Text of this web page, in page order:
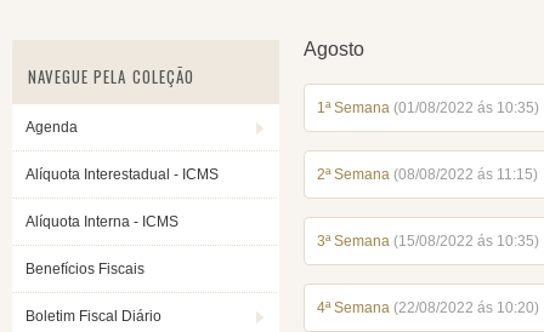
NAVEGUE PELA COLEÇÃO
Agenda
Alíquota Interestadual - ICMS
Alíquota Interna - ICMS
Benefícios Fiscais
Boletim Fiscal Diário
Agosto
1ª Semana (01/08/2022 ás 10:35)
2ª Semana (08/08/2022 ás 11:15)
3ª Semana (15/08/2022 ás 10:35)
4ª Semana (22/08/2022 ás 10:20)